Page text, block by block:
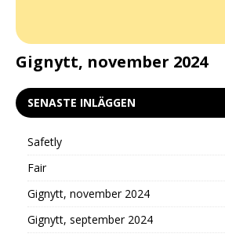
Gignytt, november 2024
SENASTE INLÄGGEN
Safetly
Fair
Gignytt, november 2024
Gignytt, september 2024